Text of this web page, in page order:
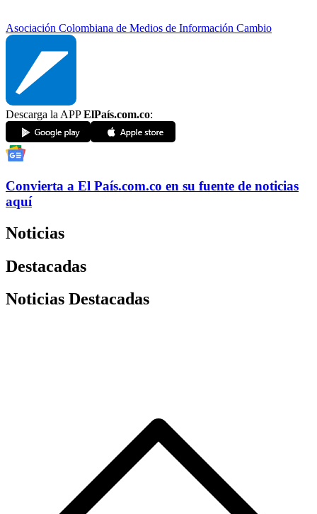
Asociación Colombiana de Medios de Información Cambio
Descarga la APPElPaís.com.co:
Convierta a El País.com.co en su fuente de noticias
aquí
Noticias
Destacadas
Noticias Destacadas